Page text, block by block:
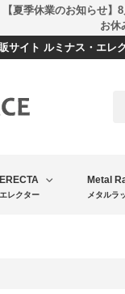
【夏季休業のお知らせ
お休
サイト ルミナス・エレ
ERECTA
エレクター
Metal
メタルラ